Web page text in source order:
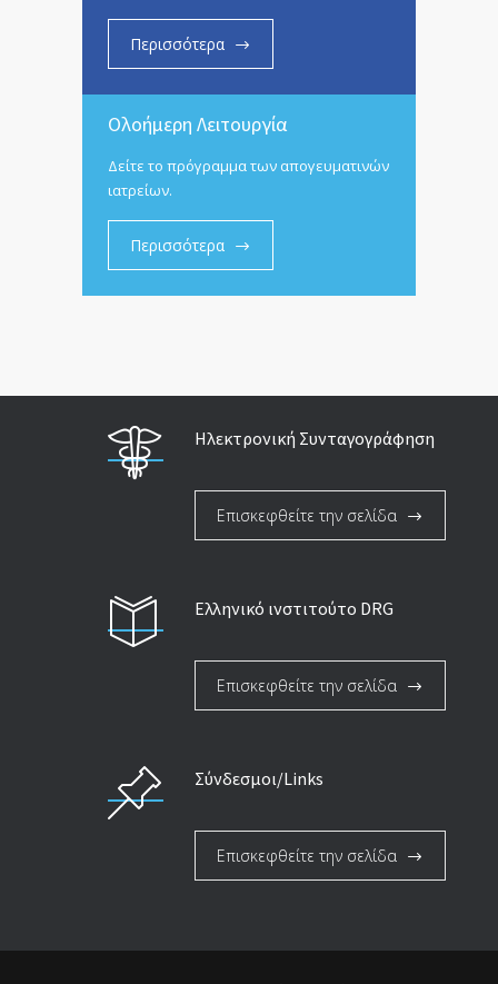
Περισσότερα
Ολοήμερη Λειτουργία
Δείτε το πρόγραμμα των απογευματινών
ιατρείων.
Περισσότερα
Ηλεκτρονική Συνταγογράφηση
Επισκεφθείτε την σελίδα
Ελληνικό ινστιτούτο DRG
Επισκεφθείτε την σελίδα
Σύνδεσμοι/Links
Επισκεφθείτε την σελίδα